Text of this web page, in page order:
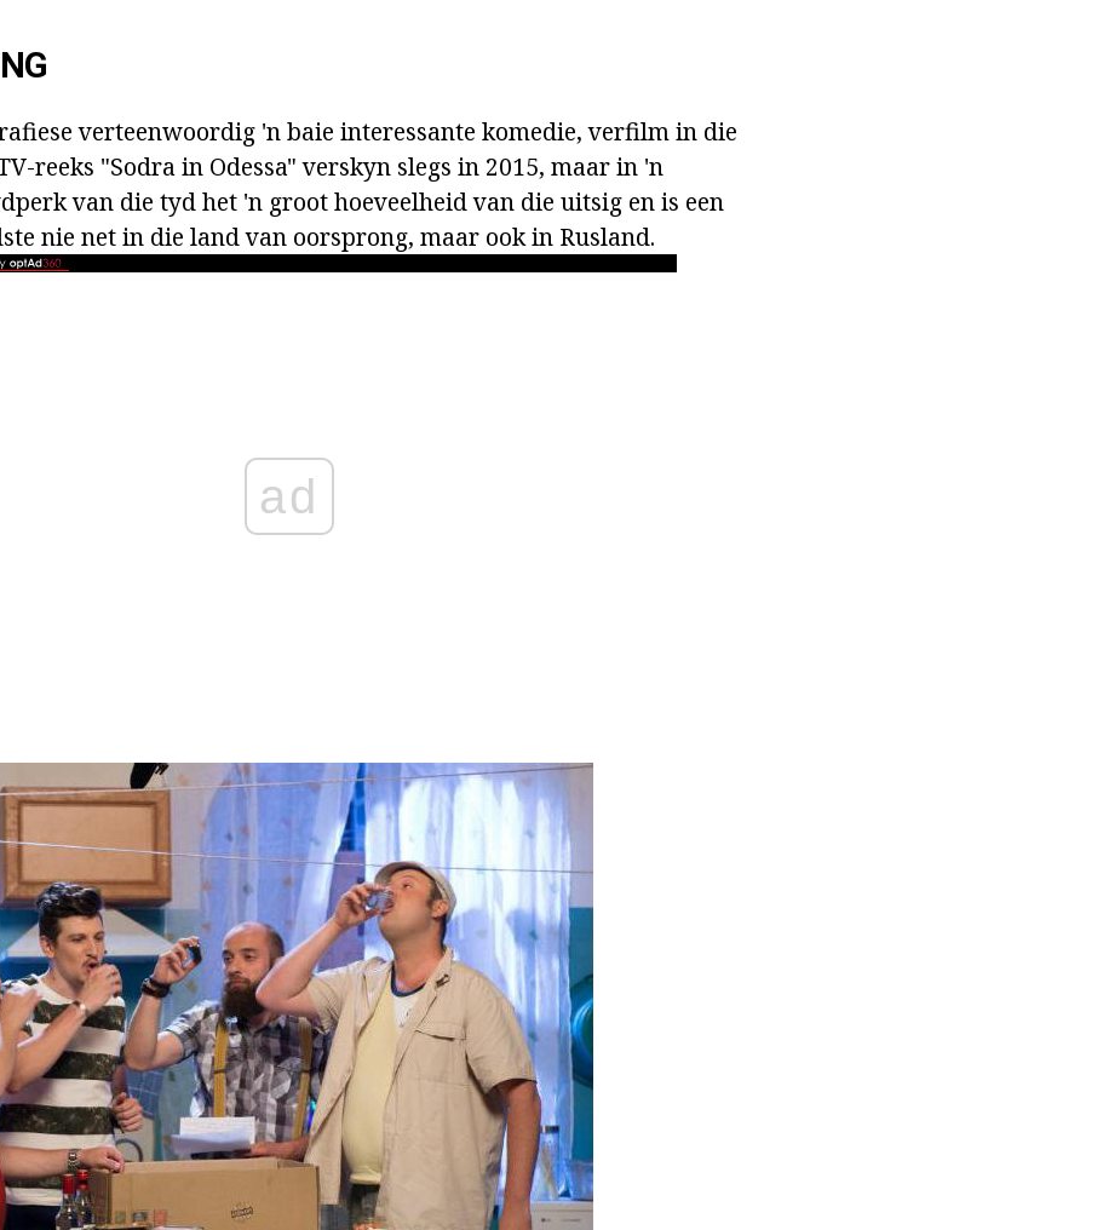
verteenwoordig 'n baie interessante komedie, verfilm in die
reeks "Sodra in Odessa" verskyn slegs in 2015, maar in 'n
van die tyd het 'n groot hoeveelheid van die uitsig en is een
nie net in die land van oorsprong, maar ook in Rusland.
ad